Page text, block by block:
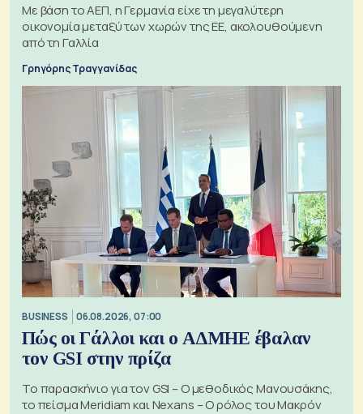
Με βάση το ΑΕΠ, η Γερμανία είχε τη μεγαλύτερη
οικονομία μεταξύ των χωρών της ΕΕ, ακολουθούμενη
από τη Γαλλία
Γρηγόρης Τραγγανίδας
BUSINESS 06.08.2026, 07:00
Πώς οι Γάλλοι και ο ΑΔΜΗΕ έβαλαν
τον GSI στην πρίζα
Το παρασκήνιο για τον GSI – Ο μεθοδικός Μανουσάκης,
το πείσμα Meridiam και Nexans – Ο ρόλος του Μακρόν